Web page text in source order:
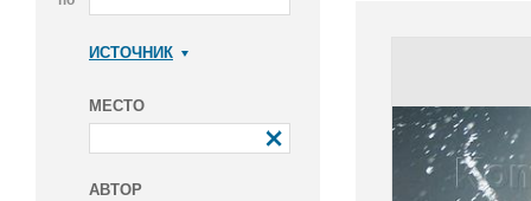
ИСТОЧНИК
МЕСТО
АВТОР